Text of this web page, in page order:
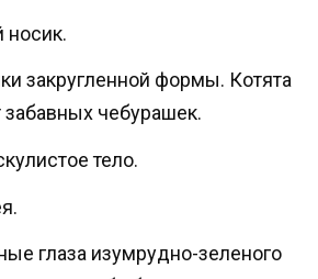
закругленной формы. Котята
чебурашек.
тело.
глаза изумрудно-зеленого